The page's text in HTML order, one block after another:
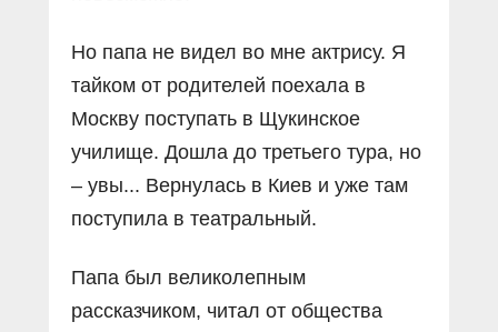
Но папа не видел во мне актрису. Я
тайком от родителей поехала в
Москву поступать в Щукинское
училище. Дошла до третьего тура, но
– увы... Вернулась в Киев и уже там
поступила в театральный.
Папа был великолепным
рассказчиком, читал от общества